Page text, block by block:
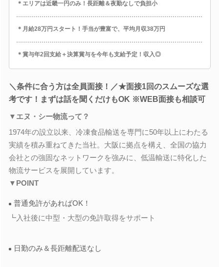
＊エリアは近畿一円のみ！長距離＆夜勤なしで負担小
＊月給28万円スタート！手当が豊富で、平均月収38万円
＊賞与年2回支給＋決算賞与を今年も支給予定！収入◎
＼条件に合う方は全員面接！／★面接1回のスムーズな選
考です！まずは話を聞くだけもOK ※WEB面接も相談可
▼エヌ・シー物流って？
1974年の設立以来、冷凍食品輸送を専門に50年以上にわたる
実績を積み重ねてきた当社。大阪に拠点を構え、全国の協力
会社との強固なネットワークを強みに、低温輸送に特化した
物流サービスを展開しています。
▼POINT
普通免許があればOK！
┗入社後に中型・大型の免許取得をサポート
日勤のみ＆長距離配送なし